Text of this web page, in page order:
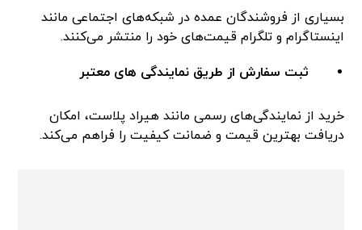
بسیاری از فروشندگان عمده در شبکه‌های اجتماعی مانند
اینستاگرام و تلگرام قیمت‌های خود را منتشر می‌کنند.
ثبت سفارش از طریق نمایندگی های معتبر
خرید از نمایندگی‌های رسمی مانند هیراد پلاست، امکان
دریافت بهترین قیمت و ضمانت کیفیت را فراهم می‌کند.